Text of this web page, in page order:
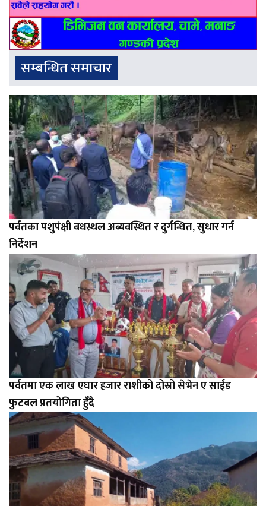
सम्बन्धित समाचार
पर्वतका पशुपंक्षी बधस्थल अब्यवस्थित र दुर्गन्धित, सुधार गर्न
निर्देशन
पर्वतमा एक लाख एघार हजार राशीको दोस्रो सेभेन ए साईड
फुटबल प्रतयोगिता हुँदै